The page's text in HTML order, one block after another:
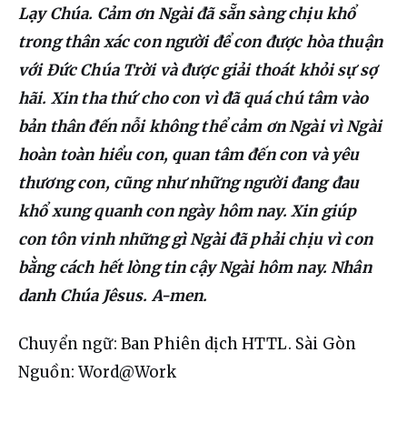
Lạy Chúa. Cảm ơn Ngài đã sẵn sàng chịu khổ
trong thân xác con người để con được hòa thuận
với Đức Chúa Trời và được giải thoát khỏi sự sợ
hãi. Xin tha thứ cho con vì đã quá chú tâm vào
bản thân đến nỗi không thể cảm ơn Ngài vì Ngài
hoàn toàn hiểu con, quan tâm đến con và yêu
thương con, cũng như những người đang đau
khổ xung quanh con ngày hôm nay. Xin giúp
con tôn vinh những gì Ngài đã phải chịu vì con
bằng cách hết lòng tin cậy Ngài hôm nay. Nhân
danh Chúa Jêsus. A-men.
Chuyển ngữ: Ban Phiên dịch HTTL. Sài Gòn
Nguồn: Word@Work